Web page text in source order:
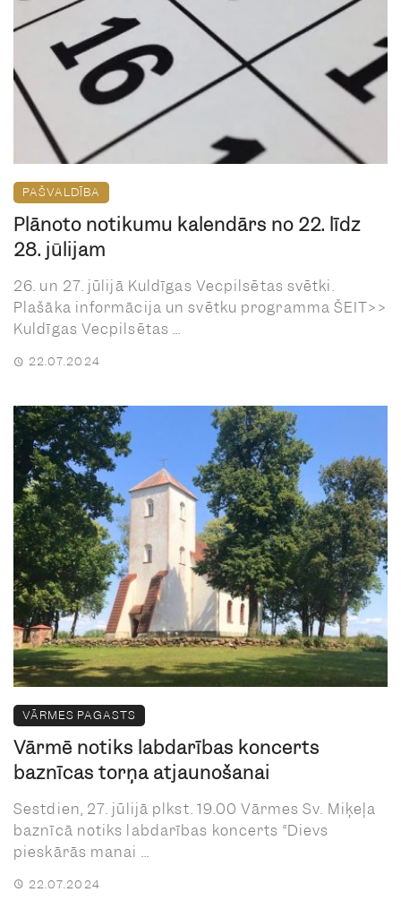
PAŠVALDĪBA
Plānoto notikumu kalendārs no 22. līdz
28. jūlijam
26. un 27. jūlijā Kuldīgas Vecpilsētas svētki.
Plašāka informācija un svētku programma ŠEIT>>
Kuldīgas Vecpilsētas ...
22.07.2024
VĀRMES PAGASTS
Vārmē notiks labdarības koncerts
baznīcas torņa atjaunošanai
Sestdien, 27. jūlijā plkst. 19.00 Vārmes Sv. Miķeļa
baznīcā notiks labdarības koncerts “Dievs
pieskārās manai ...
22.07.2024